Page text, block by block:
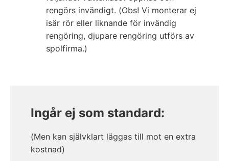
rengörs invändigt. (Obs! Vi monterar ej
isär rör eller liknande för invändig
rengöring, djupare rengöring utförs av
spolfirma.)
Ingår ej som standard:
(Men kan självklart läggas till mot en extra
kostnad)